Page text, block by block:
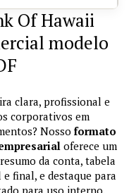
Of Hawaii
modelo
clara, profissional e
corporativos em
Nosso formato
oferece um
da conta, tabela
final, e destaque para
para uso interno,